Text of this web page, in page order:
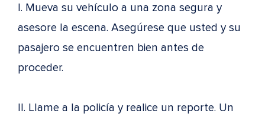
I. Mueva su vehículo a una zona segura y
asesore la escena. Asegúrese que usted y su
pasajero se encuentren bien antes de
proceder.
II. Llame a la policía y realice un reporte. Un